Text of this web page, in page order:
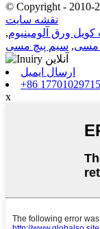
نقشه سایت
ورق آلومینیوم,
مسی, سیم پیچ مسی
ارسال ایمیل
+86 17701029715
x